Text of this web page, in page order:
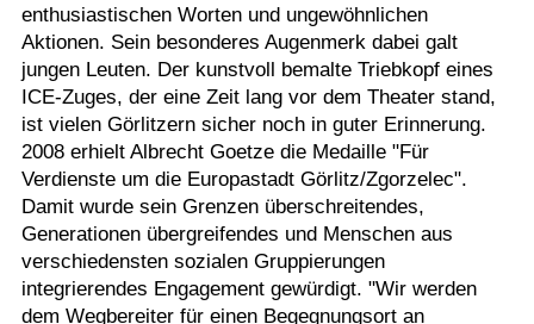
enthusiastischen Worten und ungewöhnlichen
Aktionen. Sein besonderes Augenmerk dabei galt
jungen Leuten. Der kunstvoll bemalte Triebkopf eines
ICE-Zuges, der eine Zeit lang vor dem Theater stand,
ist vielen Görlitzern sicher noch in guter Erinnerung.
2008 erhielt Albrecht Goetze die Medaille "Für
Verdienste um die Europastadt Görlitz/Zgorzelec".
Damit wurde sein Grenzen überschreitendes,
Generationen übergreifendes und Menschen aus
verschiedensten sozialen Gruppierungen
integrierendes Engagement gewürdigt. "Wir werden
dem Wegbereiter für einen Begegnungsort an